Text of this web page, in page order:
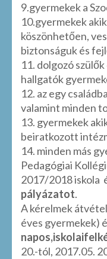
9.gyermekek a
10.gyermekek
köszönhetően,
biztonságuk és
11. dolgozó
hallgatók
12. az egy
valamint minden
13. gyermekek
beiratkozott
14. minden más
Pedagógiai
2017/2018 iskola
pályázatot.
A kérelmek
éves gyermekek)
20.-tól, 2017.05.